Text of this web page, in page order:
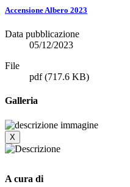
Accensione Albero 2023
Data pubblicazione
05/12/2023
File
pdf(717.6 KB)
Galleria
X
A cura di